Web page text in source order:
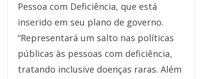
Pessoa com Deficiência, que está
inserido em seu plano de governo.
“Representará um salto nas políticas
públicas às pessoas com deficiência,
tratando inclusive doenças raras. Além